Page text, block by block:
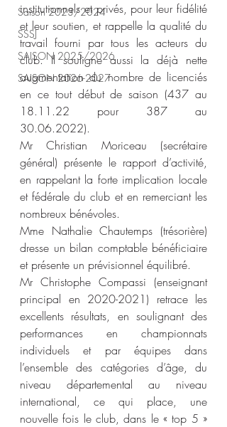
Saison 2023/2024
SSSJ
SAISON 2025/2026
SAISON 2026-2027
institutionnels et privés, pour leur fidélité
et leur soutien, et rappelle la qualité du
travail fourni par tous les acteurs du
club. Il souligne aussi la déjà nette
augmentation du nombre de licenciés
en ce tout début de saison (437 au
18.11.22 pour 387 au
30.06.2022).
Mr Christian Moriceau (secrétaire
général) présente le rapport d’activité,
en rappelant la forte implication locale
et fédérale du club et en remerciant les
nombreux bénévoles.
Mme Nathalie Chautemps (trésorière)
dresse un bilan comptable bénéficiaire
et présente un prévisionnel équilibré.
Mr Christophe Compassi (enseignant
principal en 2020-2021) retrace les
excellents résultats, en soulignant des
performances en championnats
individuels et par équipes dans
l’ensemble des catégories d’âge, du
niveau départemental au niveau
international, ce qui place, une
nouvelle fois le club, dans le « top 5 »